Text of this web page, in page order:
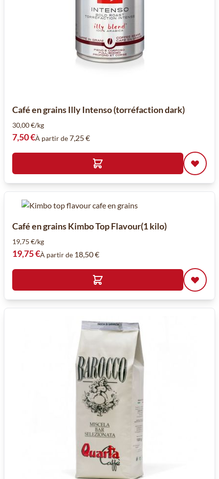
Café en grains Illy Intenso (torréfaction dark)
30,00 €/kg
7,50 €À partir de7,25 €
Café en grains Kimbo Top Flavour(1 kilo)
19,75 €/kg
19,75 €À partir de 18,50 €